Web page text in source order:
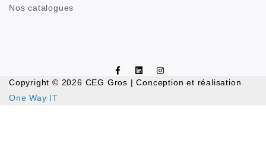
Nos catalogues
Copyright © 2026 CEG Gros | Conception et réalisation
One Way IT